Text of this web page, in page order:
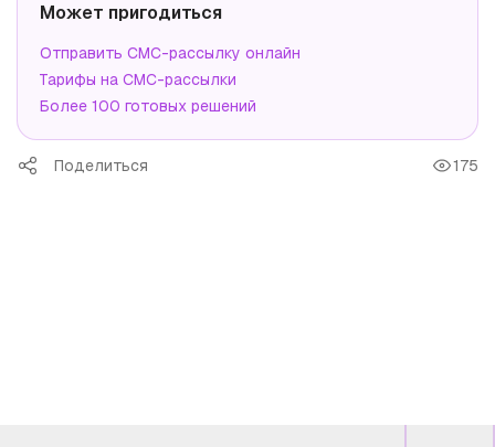
Может пригодиться
Отправить СМС-рассылку онлайн
Тарифы на СМС-рассылки
Более 100 готовых решений
Поделиться 175